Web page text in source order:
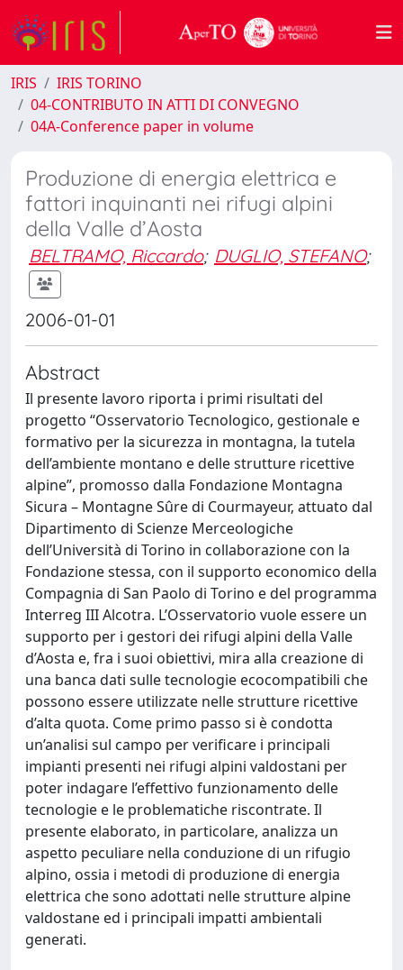
IRIS
IRIS TORINO
04-CONTRIBUTO IN ATTI DI CONVEGNO
04A-Conference paper in volume
Produzione di energia elettrica e
fattori inquinanti nei rifugi alpini
della Valle d’Aosta
BELTRAMO, Riccardo; DUGLIO, STEFANO;
2006-01-01
Abstract
Il presente lavoro riporta i primi risultati del
progetto “Osservatorio Tecnologico, gestionale e
formativo per la sicurezza in montagna, la tutela
dell’ambiente montano e delle strutture ricettive
alpine”, promosso dalla Fondazione Montagna
Sicura – Montagne Sûre di Courmayeur, attuato dal
Dipartimento di Scienze Merceologiche
dell’Università di Torino in collaborazione con la
Fondazione stessa, con il supporto economico della
Compagnia di San Paolo di Torino e del programma
Interreg III Alcotra. L’Osservatorio vuole essere un
supporto per i gestori dei rifugi alpini della Valle
d’Aosta e, fra i suoi obiettivi, mira alla creazione di
una banca dati sulle tecnologie ecocompatibili che
possono essere utilizzate nelle strutture ricettive
d’alta quota. Come primo passo si è condotta
un’analisi sul campo per verificare i principali
impianti presenti nei rifugi alpini valdostani per
poter indagare l’effettivo funzionamento delle
tecnologie e le problematiche riscontrate. Il
presente elaborato, in particolare, analizza un
aspetto peculiare nella conduzione di un rifugio
alpino, ossia i metodi di produzione di energia
elettrica che sono adottati nelle strutture alpine
valdostane ed i principali impatti ambientali
generati.